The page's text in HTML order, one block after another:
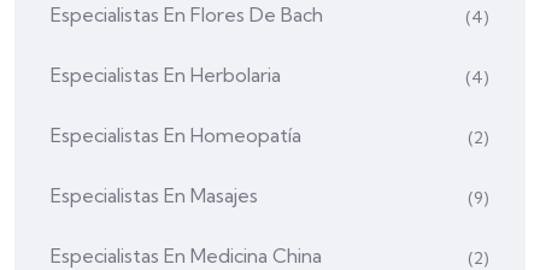
Especialistas En Flores De Bach (4)
Especialistas En Herbolaria (4)
Especialistas En Homeopatía (2)
Especialistas En Masajes (9)
Especialistas En Medicina China (2)